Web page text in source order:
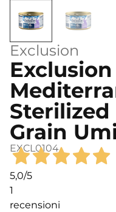
Exclusion
Exclusion
Grain
EXCL0104
5,0/5
1
recensioni